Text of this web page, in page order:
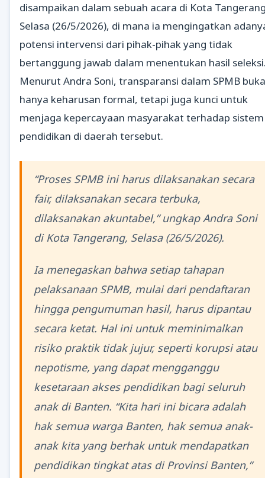
disampaikan dalam sebuah acara di Kota
Selasa (26/5/2026), di mana ia mengingatkan
potensi intervensi dari pihak-pihak yang tidak
bertanggung jawab dalam menentukan hasil
Menurut Andra Soni, transparansi dalam SPMB
hanya keharusan formal, tetapi juga kunci untuk
menjaga kepercayaan masyarakat terhadap sistem
pendidikan di daerah tersebut.
“Proses SPMB ini harus dilaksanakan secara
fair, dilaksanakan secara terbuka,
dilaksanakan akuntabel,” ungkap Andra Soni
di Kota Tangerang, Selasa (26/5/2026).
Ia menegaskan bahwa setiap tahapan
pelaksanaan SPMB, mulai dari pendaftaran
hingga pengumuman hasil, harus dipantau
secara ketat. Hal ini untuk meminimalkan
risiko praktik tidak jujur, seperti korupsi atau
nepotisme, yang dapat mengganggu
kesetaraan akses pendidikan bagi seluruh
anak di Banten. “Kita hari ini bicara adalah
hak semua warga Banten, hak semua anak-
anak kita yang berhak untuk mendapatkan
pendidikan tingkat atas di Provinsi Banten,”